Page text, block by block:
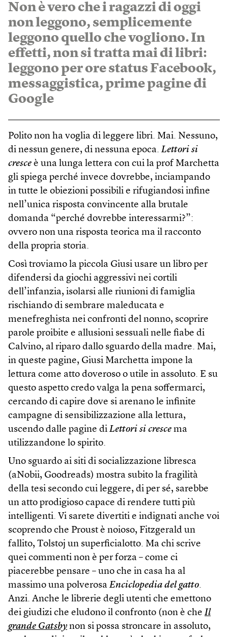
Non è vero che i ragazzi di oggi
non leggono, semplicemente
leggono quello che vogliono. In
effetti, non si tratta mai di libri:
leggono per ore status Facebook,
messaggistica, prime pagine di
Google
Polito non ha voglia di leggere libri. Mai. Nessuno,
di nessun genere, di nessuna epoca. Lettori si
cresce è una lunga lettera con cui la prof Marchetta
gli spiega perché invece dovrebbe, inciampando
in tutte le obiezioni possibili e rifugiandosi infine
nell’unica risposta convincente alla brutale
domanda “perché dovrebbe interessarmi?”:
ovvero non una risposta teorica ma il racconto
della propria storia.
Così troviamo la piccola Giusi usare un libro per
difendersi da giochi aggressivi nei cortili
dell’infanzia, isolarsi alle riunioni di famiglia
rischiando di sembrare maleducata e
menefreghista nei confronti del nonno, scoprire
parole proibite e allusioni sessuali nelle fiabe di
Calvino, al riparo dallo sguardo della madre. Mai,
in queste pagine, Giusi Marchetta impone la
lettura come atto doveroso o utile in assoluto. E su
questo aspetto credo valga la pena soffermarci,
cercando di capire dove si arenano le infinite
campagne di sensibilizzazione alla lettura,
uscendo dalle pagine di Lettori si cresce ma
utilizzandone lo spirito.
Uno sguardo ai siti di socializzazione libresca
(aNobii, Goodreads) mostra subito la fragilità
della tesi secondo cui leggere, di per sé, sarebbe
un atto prodigioso capace di rendere tutti più
intelligenti. Vi sarete divertiti e indignati anche voi
scoprendo che Proust è noioso, Fitzgerald un
fallito, Tolstoj un superficialotto. Ma chi scrive
quei commenti non è per forza – come ci
piacerebbe pensare – uno che in casa ha al
massimo una polverosa Enciclopedia del gatto.
Anzi. Anche le librerie degli utenti che emettono
dei giudizi che eludono il confronto (non è che Il
grande Gatsby non si possa stroncare in assoluto,